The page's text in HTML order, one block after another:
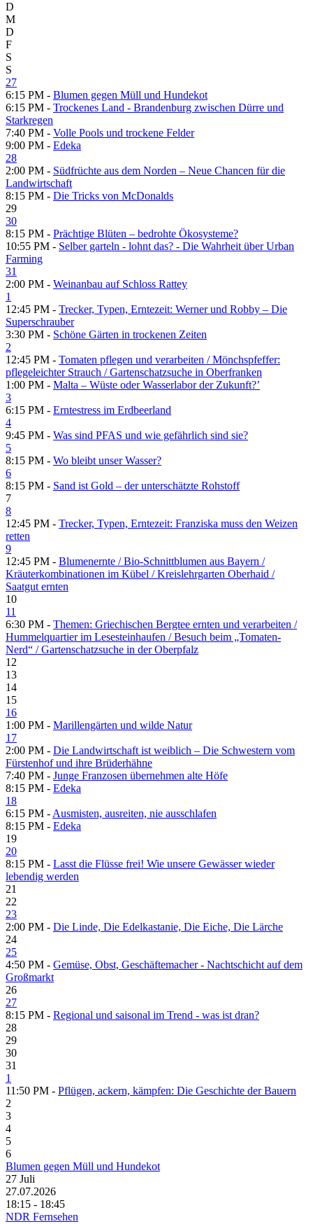
D
M
D
F
S
S
27
6:15 PM - Blumen gegen Müll und Hundekot
6:15 PM - Trockenes Land - Brandenburg zwischen Dürre und
Starkregen
7:40 PM - Volle Pools und trockene Felder
9:00 PM - Edeka
28
2:00 PM - Südfrüchte aus dem Norden – Neue Chancen für die
Landwirtschaft
8:15 PM - Die Tricks von McDonalds
29
30
8:15 PM - Prächtige Blüten – bedrohte Ökosysteme?
10:55 PM - Selber garteln - lohnt das? - Die Wahrheit über Urban
Farming
31
2:00 PM - Weinanbau auf Schloss Rattey
1
12:45 PM - Trecker, Typen, Erntezeit: Werner und Robby – Die
Superschrauber
3:30 PM - Schöne Gärten in trockenen Zeiten
2
12:45 PM - Tomaten pflegen und verarbeiten /​ Mönchspfeffer:
pflegeleichter Strauch /​ Gartenschatzsuche in Oberfranken
1:00 PM - Malta – Wüste oder Wasserlabor der Zukunft?’
3
6:15 PM - Erntestress im Erdbeerland
4
9:45 PM - Was sind PFAS und wie gefährlich sind sie?
5
8:15 PM - Wo bleibt unser Wasser?
6
8:15 PM - Sand ist Gold – der unterschätzte Rohstoff
7
8
12:45 PM - Trecker, Typen, Erntezeit: Franziska muss den Weizen
retten
9
12:45 PM - Blumenernte /​ Bio-Schnittblumen aus Bayern /​
Kräuterkombinationen im Kübel /​ Kreislehrgarten Oberhaid /​
Saatgut ernten
10
11
6:30 PM - Themen: Griechischen Bergtee ernten und verarbeiten /​
Hummelquartier im Lesesteinhaufen /​ Besuch beim „Tomaten-
Nerd“ /​ Gartenschatzsuche in der Oberpfalz
12
13
14
15
16
1:00 PM - Marillengärten und wilde Natur
17
2:00 PM - Die Landwirtschaft ist weiblich – Die Schwestern vom
Fürstenhof und ihre Brüderhähne
7:40 PM - Junge Franzosen übernehmen alte Höfe
8:15 PM - Edeka
18
6:15 PM - Ausmisten, ausreiten, nie ausschlafen
8:15 PM - Edeka
19
20
8:15 PM - Lasst die Flüsse frei! Wie unsere Gewässer wieder
lebendig werden
21
22
23
2:00 PM - Die Linde, Die Edelkastanie, Die Eiche, Die Lärche
24
25
4:50 PM - Gemüse, Obst, Geschäftemacher - Nachtschicht auf dem
Großmarkt
26
27
8:15 PM - Regional und saisonal im Trend - was ist dran?
28
29
30
31
1
11:50 PM - Pflügen, ackern, kämpfen: Die Geschichte der Bauern
2
3
4
5
6
Blumen gegen Müll und Hundekot
27 Juli
27.07.2026
18:15 - 18:45
NDR Fernsehen